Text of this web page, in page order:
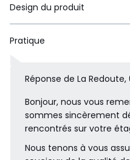
Design du produit
Pratique
Réponse de La
Bonjour, nous vous
sommes sincèrement
rencontrés sur votre
Nous tenons à vous